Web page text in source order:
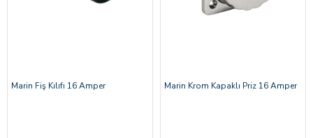
Marin Fiş Kılıfı 16 Amper Marin Krom Kapaklı Priz 16 Amper